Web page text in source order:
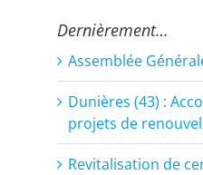
Dernièrement…
Assemblée
Dunières (43) :
projets de
Revitalisation de